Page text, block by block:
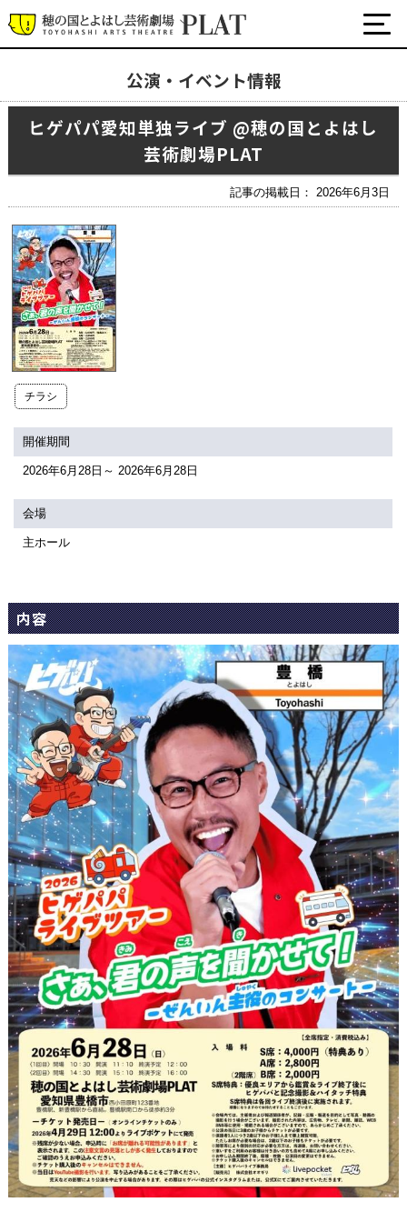
アクセシビリティ/
サービス
会員制度のご案内
座席表
プラットニュース
交通アクセス お問合せ
サイトマップ トップに戻る
公演・イベント情報
ヒゲパパ愛知単独ライブ @穂の国とよはし
芸術劇場PLAT
記事の掲載日： 2026年6月3日
チラシ
開催期間
2026年6月28日～ 2026年6月28日
会場
主ホール
内容
最新の公演・イベント情報
演劇・ダンス・音楽など
ワークショップ・講座
イベント
プラットについて
チケット・座席表・鑑賞サポートなど
施設の利用について
サポート
関連団体・施設